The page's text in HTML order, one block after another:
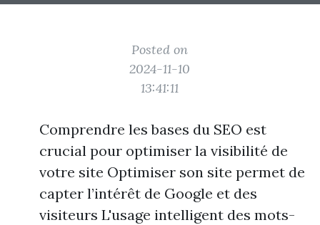
Posted on
2024-11-10
13:41:11
Comprendre les bases du SEO est
crucial pour optimiser la visibilité de
votre site Optimiser son site permet de
capter l’intérêt de Google et des
visiteurs L'usage intelligent des mots-